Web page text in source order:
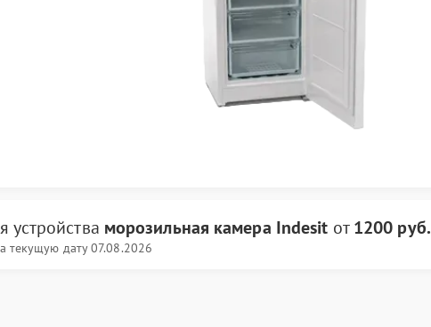
устройства морозильная камера Indesit от1200 руб.
текущую дату 07.08.2026